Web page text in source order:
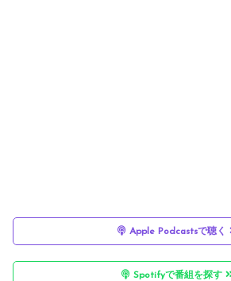
Apple Podcastsで聴く
Spotifyで番組を探す